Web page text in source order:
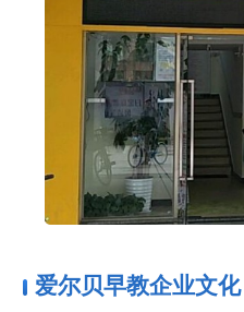
爱尔贝早教企业文化